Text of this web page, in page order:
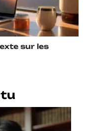
sur les